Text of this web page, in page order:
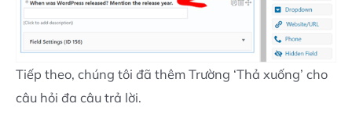
Tiếp theo, chúng tôi đã thêm Trường ‘Thả xuống’ cho
câu hỏi đa câu trả lời.